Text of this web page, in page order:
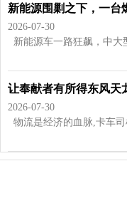
新能源围剿之下，一台
2026-07-30
新能源车一路狂飙，中
让奉献者有所得东风天
2026-07-30
物流是经济的血脉,卡车